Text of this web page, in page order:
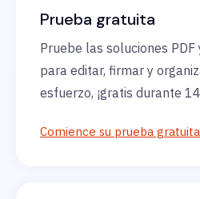
Prueba gratuita
Pruebe las soluciones PDF
para editar, firmar y
esfuerzo, ¡gratis durante
Comience su prueba gratuita